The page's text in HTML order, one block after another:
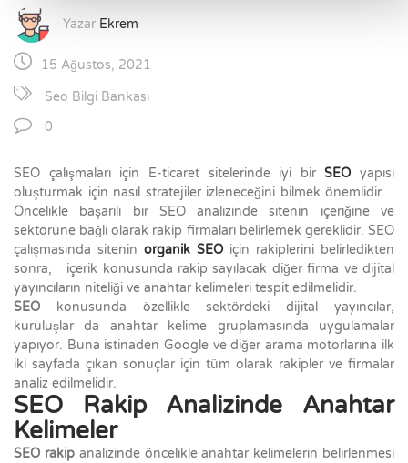
Yazar Ekrem
15 Ağustos, 2021
Seo Bilgi Bankası
0
SEO çalışmaları için E-ticaret sitelerinde iyi birSEO yapısı
oluşturmak için nasıl stratejiler izleneceğini bilmek önemlidir.
Öncelikle başarılı bir SEO analizinde sitenin içeriğine ve
sektörüne bağlı olarak rakip firmaları belirlemek gereklidir. SEO
çalışmasında sitenin organik SEOiçin rakiplerini belirledikten
sonra, içerik konusunda rakip sayılacak diğer firma ve dijital
yayıncıların niteliği ve anahtar kelimeleri tespit edilmelidir.
SEO
konusunda özellikle sektördeki dijital yayıncılar,
kuruluşlar da anahtar kelime gruplamasında uygulamalar
yapıyor. Buna istinaden Google ve diğer arama motorlarına ilk
iki sayfada çıkan sonuçlar için tüm olarak rakipler ve firmalar
analiz edilmelidir.
SEO Rakip Analizinde Anahtar
Kelimeler
SEO rakipanalizinde öncelikle anahtar kelimelerin belirlenmesi